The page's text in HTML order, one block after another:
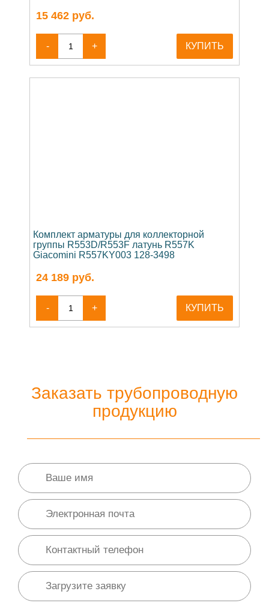
15 462 руб.
- + КУПИТЬ
Комплект арматуры для коллекторной
группы R553D/R553F латунь R557K
Giacomini R557KY003 128-3498
24 189 руб.
- + КУПИТЬ
Заказать трубопроводную
продукцию